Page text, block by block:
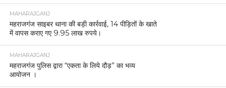
MAHARAJGANJ
होली को लेकर जिले में कड़ी सुरक्षा, हर थाना क्षेत्र में पुलिस
तैनात।
MAHARAJGANJ
होली को लेकर बृजमनगंज पुलिस का फ्लैग मार्च, सुरक्षा
व्यवस्था कड़ी।